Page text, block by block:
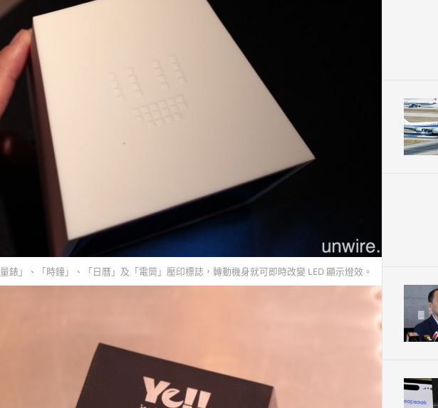
錶」、「時鐘」、「日曆」及「電筒」壓印標誌，轉動機身就可即時改變 LED 顯示燈效。